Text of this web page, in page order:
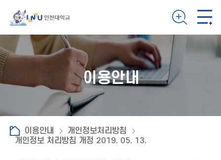
이용안내
이용안내
개인정보처리방침
개인정보 처리방침 개정 2019. 05. 13.